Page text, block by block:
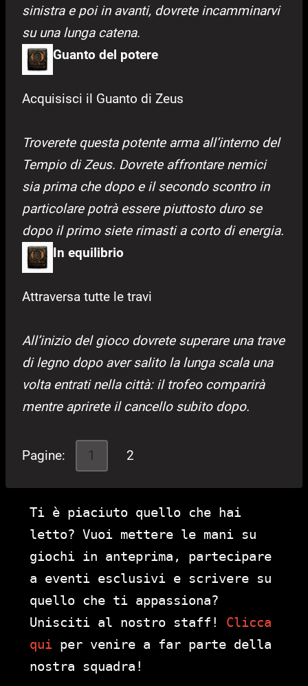
sinistra e poi in avanti, dovrete incamminarvi
su una lunga catena.
Guanto del potere
Acquisisci il Guanto di Zeus
Troverete questa potente arma all’interno del
Tempio di Zeus. Dovrete affrontare nemici
sia prima che dopo e il secondo scontro in
particolare potrà essere piuttosto duro se
dopo il primo siete rimasti a corto di energia.
In equilibrio
Attraversa tutte le travi
All’inizio del gioco dovrete superare una trave
di legno dopo aver salito la lunga scala una
volta entrati nella città: il trofeo comparirà
mentre aprirete il cancello subito dopo.
Pagine: 1 2
Ti è piaciuto quello che hai
letto? Vuoi mettere le mani su
giochi in anteprima, partecipare
a eventi esclusivi e scrivere su
quello che ti appassiona?
Unisciti al nostro staff! Clicca
qui per venire a far parte della
nostra squadra!